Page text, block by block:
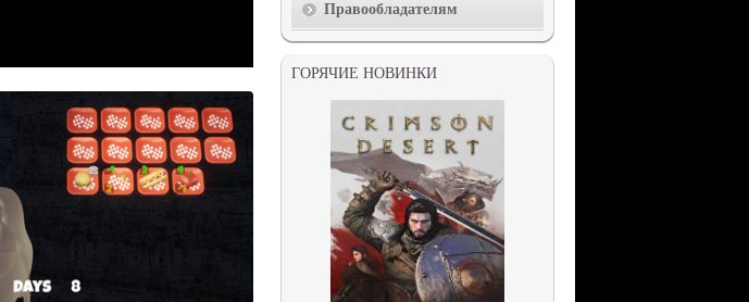
Правообладателям
ГОРЯЧИЕ НОВИНКИ